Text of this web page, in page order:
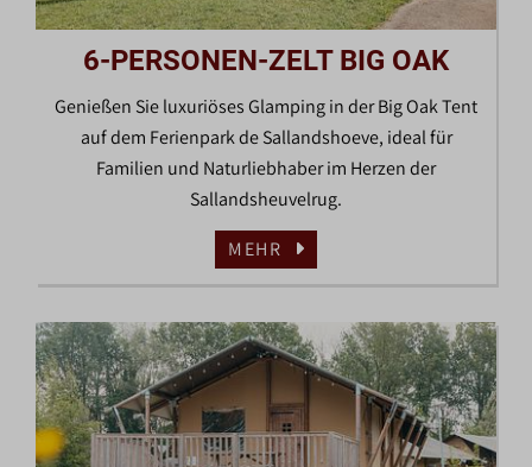
6-PERSONEN-ZELT BIG OAK
Genießen Sie luxuriöses Glamping in der Big Oak Tent
auf dem Ferienpark de Sallandshoeve, ideal für
Familien und Naturliebhaber im Herzen der
Sallandsheuvelrug.
MEHR